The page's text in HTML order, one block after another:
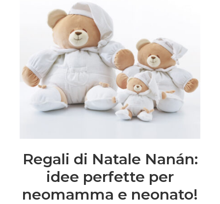
Regali di Natale Nanán:
idee perfette per
neomamma e neonato!